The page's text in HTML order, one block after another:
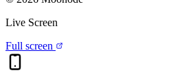
Live Screen
Full screen